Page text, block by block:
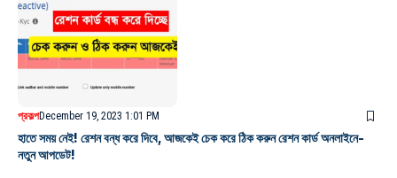
প্রকল্পDecember 19, 2023 1:01 PM
হাতে সময় নেই! রেশন বন্ধ করে দিবে, আজকেই চেক করে ঠিক করুন রেশন কার্ড অনলাইনে-
নতুন আপডেট!